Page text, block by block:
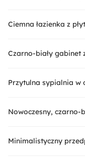
Ciemna łazienka z
Czarno-biały gabinet
Przytulna sypialnia w
Nowoczesny, czarno-
Minimalistyczny